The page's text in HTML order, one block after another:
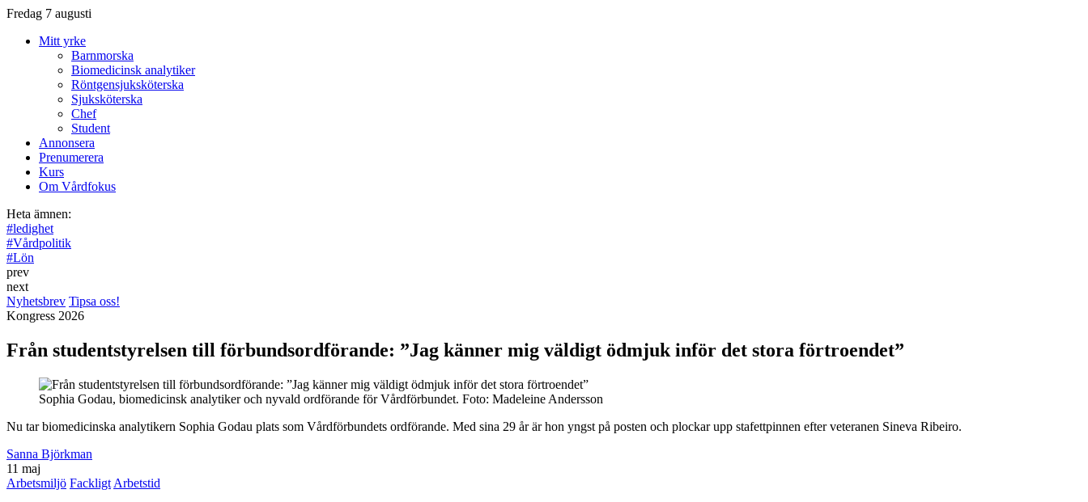
Fredag 7 augusti
Mitt yrke
Barnmorska
Biomedicinsk analytiker
Röntgensjuksköterska
Sjuksköterska
Chef
Student
Annonsera
Prenumerera
Kurs
Om Vårdfokus
Heta ämnen:
#ledighet
#Vårdpolitik
#Lön
prev
next
Nyhetsbrev Tipsa oss!
Kongress 2026
Från studentstyrelsen till förbundsordförande: ”Jag känner mig väldigt ödmjuk inför det stora förtroendet”
Sophia Godau, biomedicinsk analytiker och nyvald ordförande för Vårdförbundet. Foto: Madeleine Andersson
Nu tar biomedicinska analytikern Sophia Godau plats som Vårdförbundets ordförande. Med sina 29 år är hon yngst på posten och plockar upp stafettpinnen efter veteranen Sineva Ribeiro.
Sanna Björkman
11 maj
Arbetsmiljö Fackligt Arbetstid